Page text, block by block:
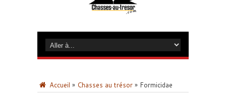
Accueil » Chasses au trésor » Formicidae